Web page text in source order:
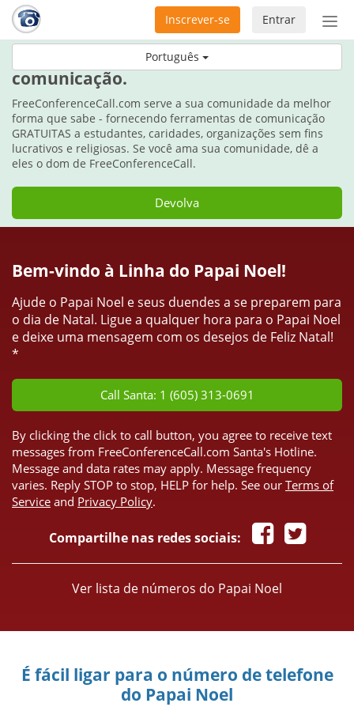
Português
Entrar
Inscrever-se
Durante as festas, dê o dom da
comunicação.
FreeConferenceCall.com serve a sua comunidade da melhor
forma que sabe - fornecendo ferramentas de comunicação
GRATUITAS a estudantes, caridades, organizações sem fins
lucrativos e religiosas. Se você ama sua comunidade, dê a
eles o dom de FreeConferenceCall.
Devolva
Bem-vindo à Linha do Papai Noel!
Ajude o Papai Noel e seus duendes a se preparem para
o dia de Natal. Ligue a qualquer hora para o Papai Noel
e deixe uma mensagem com os desejos de Feliz Natal!
*
Call Santa: 1 (605) 313-0691
By clicking the click to call button, you agree to receive text
messages from FreeConferenceCall.com Santa's Hotline.
Message and data rates may apply. Message frequency
varies. Reply STOP to stop, HELP for help. See our Terms of
Service and Privacy Policy.
Compartilhe nas redes sociais:
Ver lista de números do Papai Noel
É fácil ligar para o número de telefone
do Papai Noel